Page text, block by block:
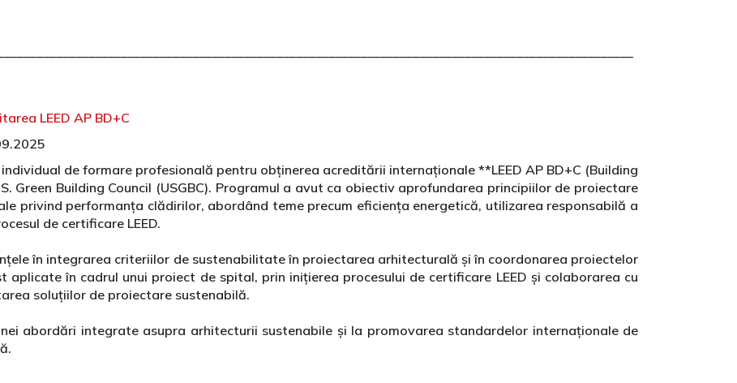
LEED AP BD+C
de formare profesională pentru obținerea acreditării internaționale **LEED AP BD+C (Building
Green Building Council (USGBC). Programul a avut ca obiectiv aprofundarea principiilor de proiectare
privind performanța clădirilor, abordând teme precum eficiența energetică, utilizarea responsabilă a
de certificare LEED.
în integrarea criteriilor de sustenabilitate în proiectarea arhitecturală și în coordonarea proiectelor
aplicate în cadrul unui proiect de spital, prin inițierea procesului de certificare LEED și colaborarea cu
soluțiilor de proiectare sustenabilă.
abordări integrate asupra arhitecturii sustenabile și la promovarea standardelor internaționale de